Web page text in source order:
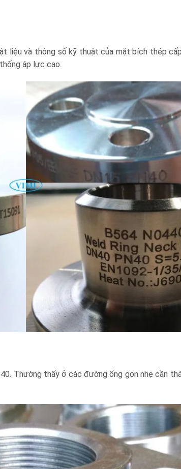
liệu và thông số kỹ thuật của mặt bích thép
áp lực cao.
Thường thấy ở các đường ống gọn nhẹ cần